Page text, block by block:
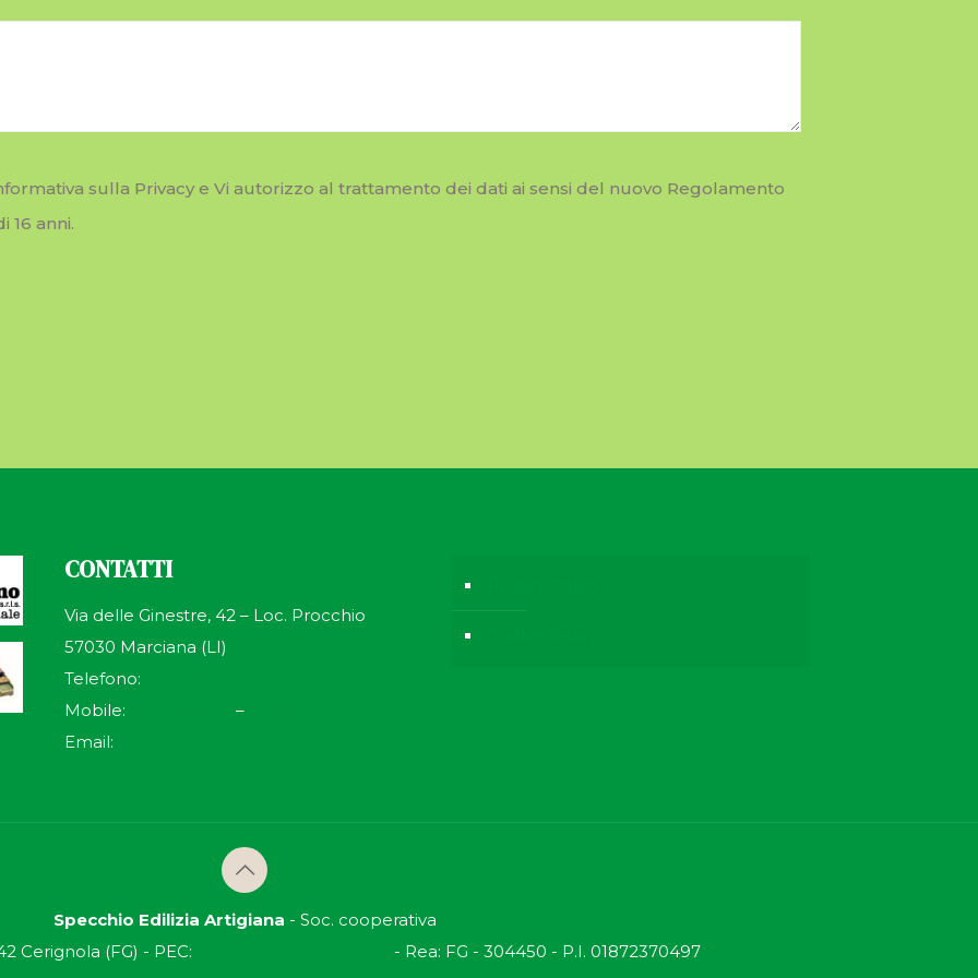
sulla Privacy e Vi autorizzo al trattamento dei dati ai sensi del nuovo Regolamento
16 anni.
CONTATTI
Via delle Ginestre, 42 – Loc. Procchio
57030 Marciana (LI)
Telefono:
Mobile:
–
Email:
Specchio Edilizia Artigiana - Soc. cooperativa
Cerignola (FG) - PEC:
- Rea: FG - 304450 - P.I. 01872370497